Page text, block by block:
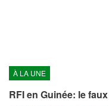
À LA UNE
RFI en Guinée: le